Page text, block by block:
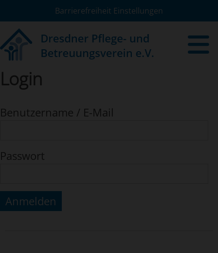
Barrierefreiheit Einstellungen
Login
Benutzername / E-Mail
Passwort